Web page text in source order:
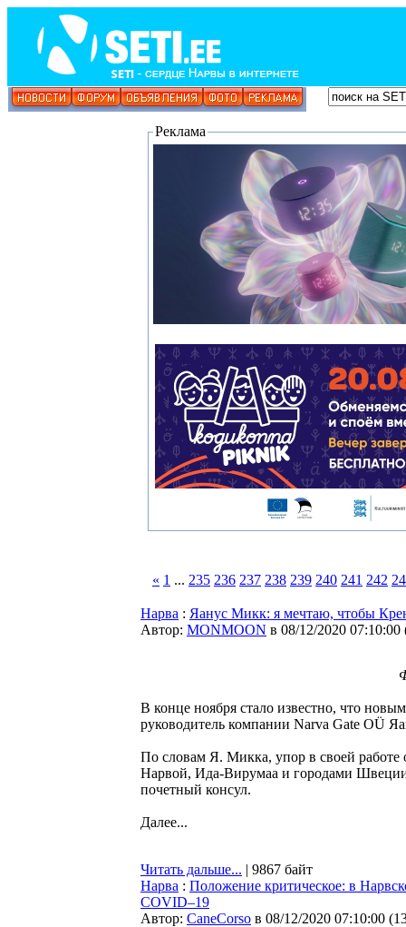
Реклама
« 1 ... 235 236 237 238 239 240 241 242
Нарва : Яанус Микк: я мечтаю, чтобы
Автор: MONMOON в 08/12/2020 07:10:00
В конце ноября cтало известно, что
руководитель компании Narva Gate OÜ
По словам Я. Микка, упор в своей работе
Нарвой, Ида-Вирумаа и городами Швеции.
почетный консул.
Далее...
Читать дальше... | 9867 байт
Нарва : Положение критическое: в
COVID–19
Автор: CaneCorso в 08/12/2020 07:10:00 (